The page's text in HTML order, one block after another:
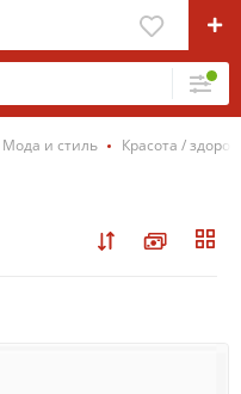
Мода и стиль Красота /